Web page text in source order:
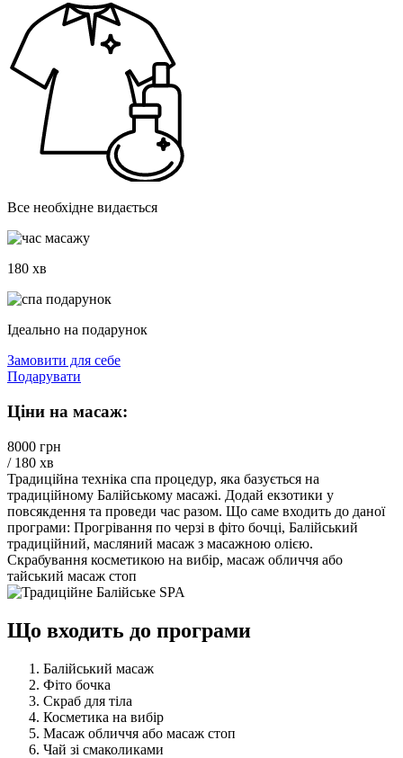
Все необхідне видається
180 хв
Ідеально на подарунок
Замовити для себе
Подарувати
Ціни на масаж:
8000 грн
/ 180 хв
Традиційна техніка спа процедур, яка базується на
традиційному Балійському масажі. Додай екзотики у
повсякдення та проведи час разом. Що саме входить до даної
програми: Прогрівання по черзі в фіто бочці, Балійський
традиційний, масляний масаж з масажною олією.
Скрабування косметикою на вибір, масаж обличчя або
тайський масаж стоп
Що входить до програми
Балійський масаж
Фіто бочка
Скраб для тіла
Косметика на вибір
Масаж обличчя або масаж стоп
Чай зі смаколиками